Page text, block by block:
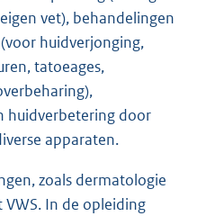
vet), behandelingen
huidverjonging,
tatoeages,
huidverbetering door
apparaten.
zoals dermatologie
In de opleiding